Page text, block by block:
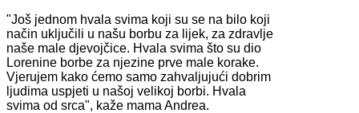
"Još jednom hvala svima koji su se na bilo koji
način uključili u našu borbu za lijek, za zdravlje
naše male djevojčice. Hvala svima što su dio
Lorenine borbe za njezine prve male korake.
Vjerujem kako ćemo samo zahvaljujući dobrim
ljudima uspjeti u našoj velikoj borbi. Hvala
svima od srca", kaže mama Andrea.